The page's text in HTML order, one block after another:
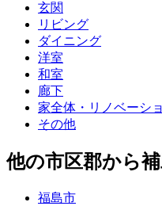
玄関
リビング
ダイニング
洋室
和室
廊下
家全体・リノベーシ
その他
他の市区郡から
福島市